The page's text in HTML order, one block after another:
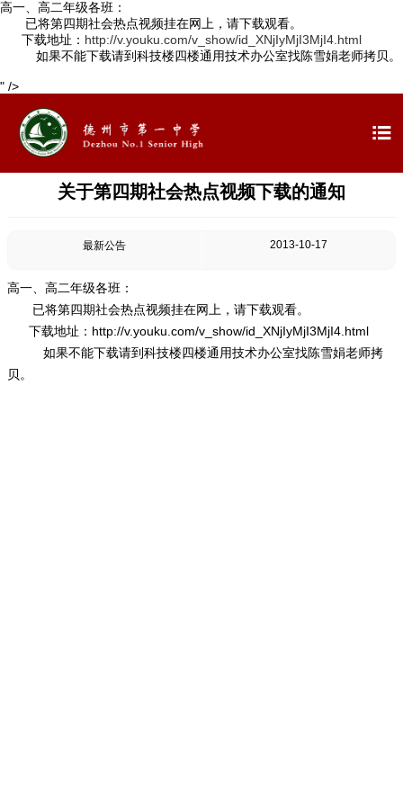
高一、高二年级各班：
已将第四期社会热点视频挂在网上，请下载观看。
下载地址： http://v.youku.com/v_show/id_XNjIyMjI3MjI4.html
如果不能下载请到科技楼四楼通用技术办公室找陈雪娟老师拷贝。
" />

关于第四期社会热点视频下载的通知
最新公告 2013-10-17
高一、高二年级各班：
已将第四期社会热点视频挂在网上，请下载观看。
下载地址： http://v.youku.com/v_show/id_XNjIyMjI3MjI4.html
如果不能下载请到科技楼四楼通用技术办公室找陈雪娟老师拷
贝。
 学校概况
信息公开
 最新公告
 校园新闻